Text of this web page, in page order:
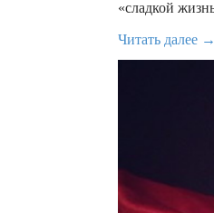
«сладкой
Читать далее →